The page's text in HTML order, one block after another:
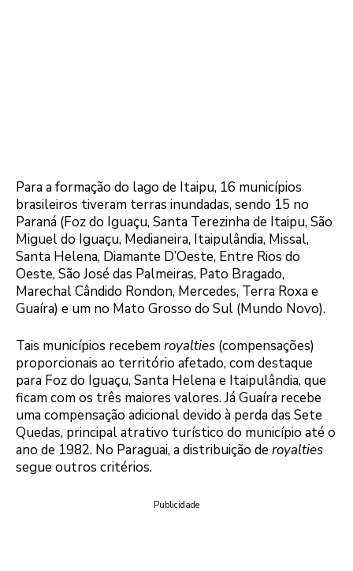
Para a formação do lago de Itaipu, 16 municípios
brasileiros tiveram terras inundadas, sendo 15 no
Paraná (Foz do Iguaçu, Santa Terezinha de Itaipu, São
Miguel do Iguaçu, Medianeira, Itaipulândia, Missal,
Santa Helena, Diamante D’Oeste, Entre Rios do
Oeste, São José das Palmeiras, Pato Bragado,
Marechal Cândido Rondon, Mercedes, Terra Roxa e
Guaíra) e um no Mato Grosso do Sul (Mundo Novo).
Tais municípios recebemroyalties (compensações)
proporcionais ao território afetado, com destaque
para Foz do Iguaçu, Santa Helena e Itaipulândia, que
ficam com os três maiores valores. Já Guaíra recebe
uma compensação adicional devido à perda das Sete
Quedas, principal atrativo turístico do município até o
ano de 1982. No Paraguai, a distribuição de royalties
segue outros critérios.
Publicidade